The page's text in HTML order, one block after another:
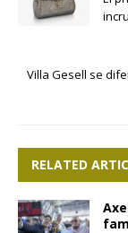
Villa Gesell se
RELATED